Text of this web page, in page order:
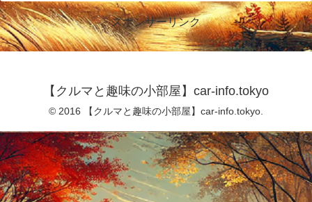
スポンサーリンク
【クルマと趣味の小部屋】car-info.tokyo
© 2016 【クルマと趣味の小部屋】car-info.tokyo.